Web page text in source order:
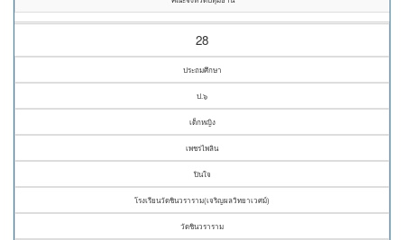
28
ประถมศึกษา
ป.๖
เด็กหญิง
เพชรไพลิน
ปินใจ
โรงเรียนวัดชินวราราม(เจริญผลวิทยาเวศม์)
วัดชินวราราม